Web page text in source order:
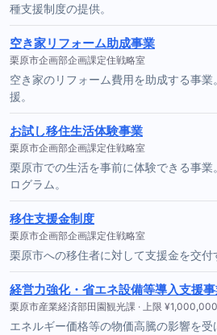
種支援制度の提供。
空き家リフォーム助成事業
栗原市企画部企画課定住戦略室
空き家のリフォーム費用を助成する事
援。
お試し移住生活体験事業
栗原市企画部企画課定住戦略室
栗原市での生活を事前に体験できる事
ログラム。
移住支援金制度
栗原市企画部企画課定住戦略室
栗原市への移住者に対して支援金を交付
経営力強化・省エネ設備等導入支援
栗原市産業経済部田園観光課 · 上限
エネルギー価格等の物価高騰の影響を